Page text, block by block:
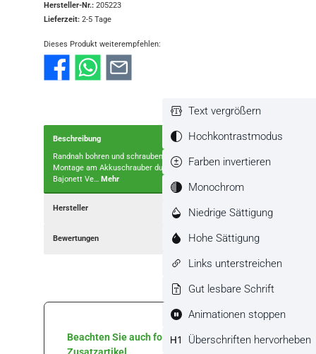
Hersteller-Nr.: 205223
Lieferzeit: 2-5 Tage
Dieses Produkt weiterempfehlen:
Beschreibung
Randnah bohren und schrauben.Stärken und NutzenEinfache
Montage am Akkuschrauber durch FastFix-Schnittstelle und
Bajonett Ve… Mehr
Hersteller
Bewertungen
Produktgalerie überspringen
Beachten Sie auch folgende
Text vergrößern
Hochkontrastmodus
Farben invertieren
Monochrom
Niedrige Sättigung
Hohe Sättigung
Links unterstreichen
Gut lesbare Schrift
Animationen stoppen
Überschriften hervorheben